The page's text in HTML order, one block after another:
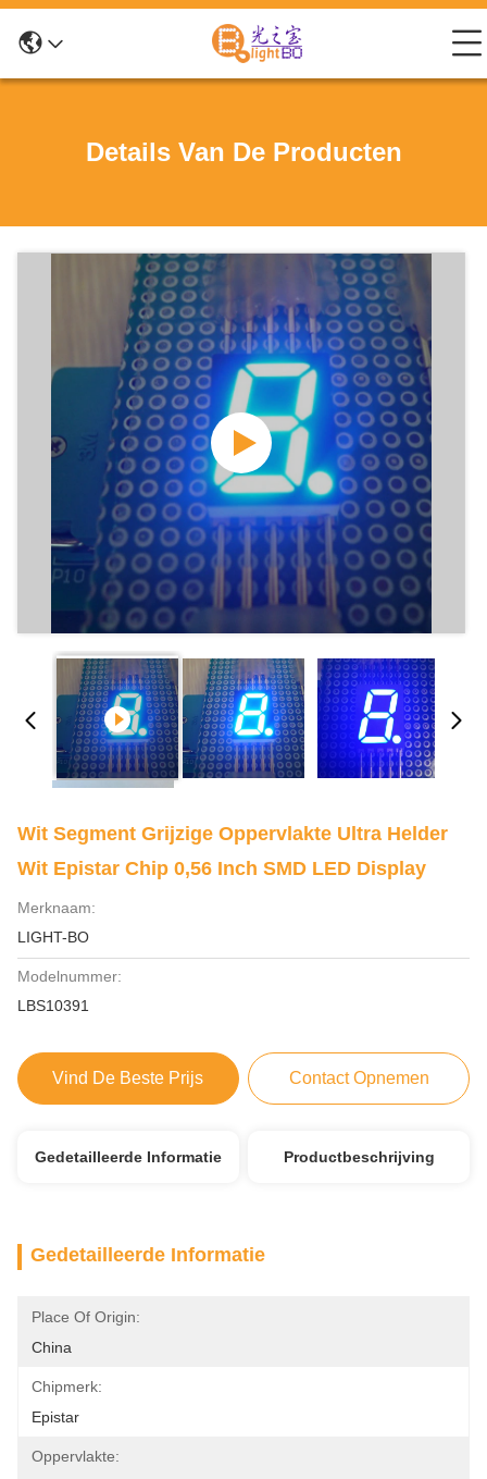
Details Van De Producten
Wit Segment Grijzige Oppervlakte Ultra Helder
Wit Epistar Chip 0,56 Inch SMD LED Display
Merknaam:
LIGHT-BO
Modelnummer:
LBS10391
Vind De Beste Prijs Contact Opnemen
Gedetailleerde Informatie Productbeschrijving
Gedetailleerde Informatie
Place Of Origin:
China
Chipmerk:
Epistar
Oppervlakte: